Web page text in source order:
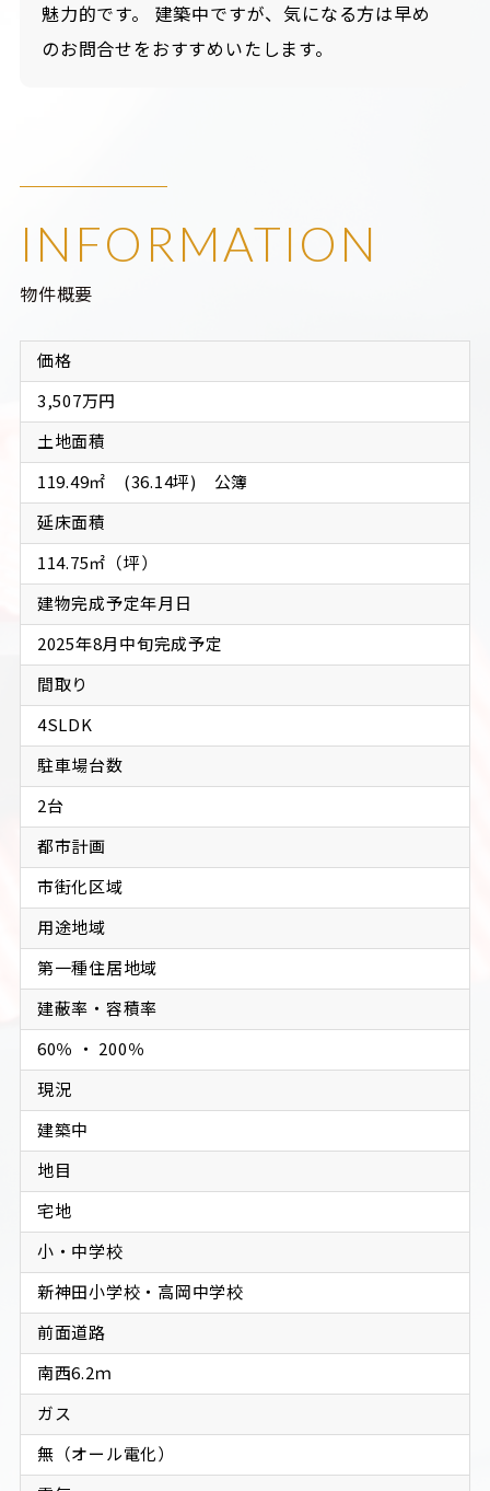
魅力的です。 建築中ですが、気になる方は早め
のお問合せをおすすめいたします。
INFORMATION
物件概要
価格
3,507万円
土地面積
119.49㎡　(36.14坪)　公簿
延床面積
114.75㎡（坪）
建物完成予定年月日
2025年8月中旬完成予定
間取り
4SLDK
駐車場台数
2台
都市計画
市街化区域
用途地域
第一種住居地域
建蔽率・容積率
60％ ・ 200％
現況
建築中
地目
宅地
小・中学校
新神田小学校・高岡中学校
前面道路
南西6.2ｍ
ガス
無（オール電化）